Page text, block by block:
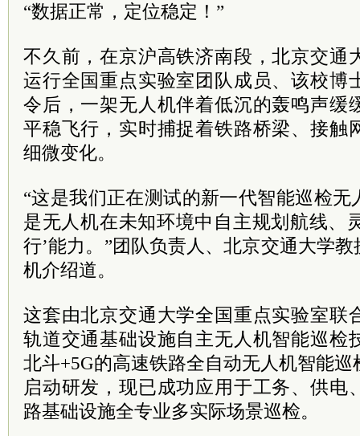
“数据正常，定位稳定！”
不久前，在京沪高铁济南段，北京交通
运行全国重点实验室团队成员、该校博
令后，一架无人机伴着低沉的轰鸣声缓
平稳飞行，实时捕捉着铁路桥梁、接触
细微变化。
“这是我们正在测试的新一代智能巡检
是无人机在未知环境中自主规划航线、
行’能力。”团队负责人、北京交通大学
机介绍道。
这套由北京交通大学全国重点实验室联
轨道交通基础设施自主无人机智能巡检
北斗+5G的高速铁路全自动无人机智能巡
启动研发，现已成功应用于工务、供电
路基础设施全专业多实际场景巡检。